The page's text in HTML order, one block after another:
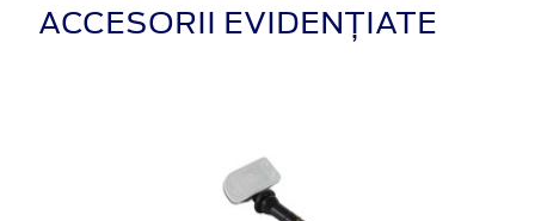
ACCESORII EVIDENȚIATE